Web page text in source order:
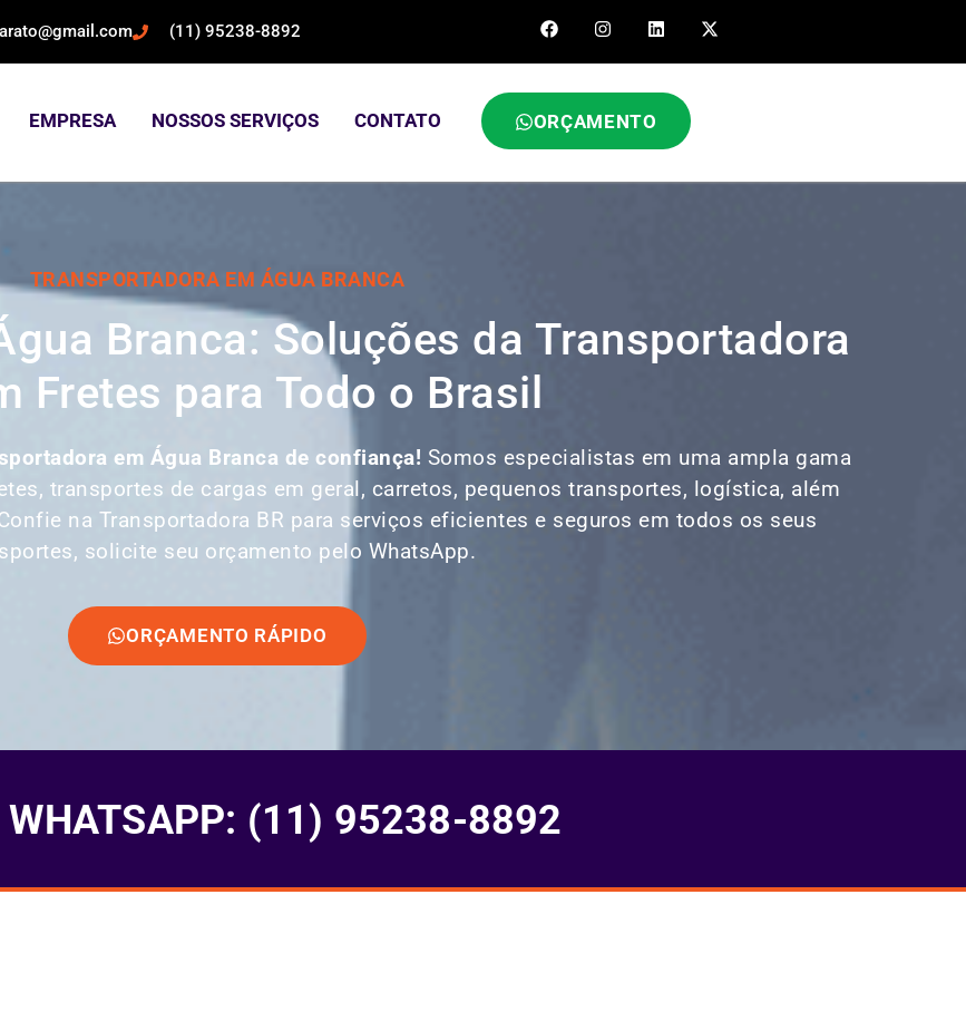
(11) 95238-8892
EMPRESA NOSSOS SERVIÇOS CONTATO ORÇAMENTO
TRANSPORTADORA EM ÁGUA BRANCA
Branca: Soluções da Transportadora
Fretes para Todo o Brasil
em Água Branca de confiança! Somos especialistas em uma ampla gama
transportes de cargas em geral, carretos, pequenos transportes, logística, além
na Transportadora BR para serviços eficientes e seguros em todos os seus
solicite seu orçamento pelo WhatsApp.
ORÇAMENTO RÁPIDO
WHATSAPP: (11) 95238-8892